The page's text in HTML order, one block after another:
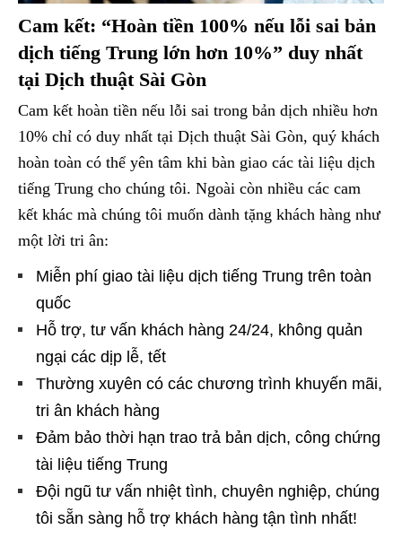
Cam kết: “Hoàn tiền 100% nếu lỗi sai bản
dịch tiếng Trung lớn hơn 10%” duy nhất
tại Dịch thuật Sài Gòn
Cam kết hoàn tiền nếu lỗi sai trong bản dịch nhiều hơn
10% chỉ có duy nhất tại Dịch thuật Sài Gòn, quý khách
hoàn toàn có thể yên tâm khi bàn giao các tài liệu dịch
tiếng Trung cho chúng tôi. Ngoài còn nhiều các cam
kết khác mà chúng tôi muốn dành tặng khách hàng như
một lời tri ân:
Miễn phí giao tài liệu dịch tiếng Trung trên toàn
quốc
Hỗ trợ, tư vấn khách hàng 24/24, không quản
ngại các dịp lễ, tết
Thường xuyên có các chương trình khuyến mãi,
tri ân khách hàng
Đảm bảo thời hạn trao trả bản dịch, công chứng
tài liệu tiếng Trung
Đội ngũ tư vấn nhiệt tình, chuyên nghiệp, chúng
tôi sẵn sàng hỗ trợ khách hàng tận tình nhất!